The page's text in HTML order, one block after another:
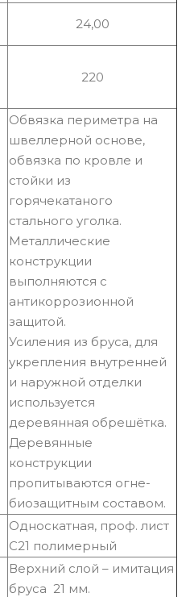
24,00
220
Обвязка периметра на
швеллерной основе,
обвязка по кровле и
стойки из
горячекатаного
стального уголка.
Металлические
конструкции
выполняются с
антикоррозионной
защитой.
Усиления из бруса, для
укрепления внутренней
и наружной отделки
используется
деревянная обрешётка.
Деревянные
конструкции
пропитываются огне-
биозащитным составом.
Односкатная, проф. лист
С21 полимерный
Верхний слой – имитация
бруса 21 мм.